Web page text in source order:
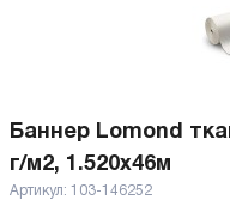
Баннер Lomond
г/м2, 1.520х46м
Артикул: 103-146252